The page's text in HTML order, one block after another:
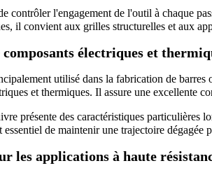
contrôler l'engagement de l'outil à chaque
il convient aux grilles structurelles et aux
électriques et
utilisé dans la fabrication de barres
et thermiques. Il assure une excellente
présente des caractéristiques particulières
essentiel de maintenir une trajectoire
les applications à haute